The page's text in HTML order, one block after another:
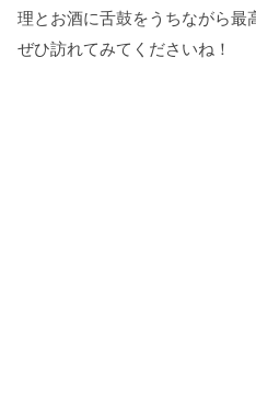
理とお酒に舌鼓をうちながら最
ぜひ訪れてみてくださいね！